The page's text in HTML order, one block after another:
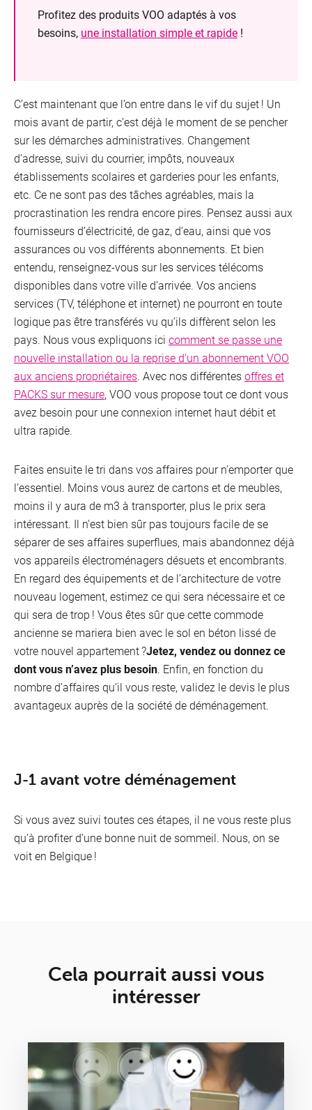
Profitez des produits VOO adaptés à vos
besoins, une installation simple et rapide!
C’est maintenant que l’on entre dans le vif du sujet ! Un
mois avant de partir, c’est déjà le moment de se pencher
sur les démarches administratives. Changement
d’adresse, suivi du courrier, impôts, nouveaux
établissements scolaires et garderies pour les enfants,
etc. Ce ne sont pas des tâches agréables, mais la
procrastination les rendra encore pires. Pensez aussi aux
fournisseurs d’électricité, de gaz, d’eau, ainsi que vos
assurances ou vos différents abonnements. Et bien
entendu, renseignez-vous sur les services télécoms
disponibles dans votre ville d’arrivée. Vos anciens
services (TV, téléphone et internet) ne pourront en toute
logique pas être transférés vu qu’ils diffèrent selon les
pays. Nous vous expliquons ici comment se passe une
nouvelle installation ou la reprise d’un abonnement VOO
aux anciens propriétaires. Avec nos différentesoffres et
PACKS sur mesure, VOO vous propose tout ce dont vous
avez besoin pour une connexion internet haut débit et
ultra rapide.
Faites ensuite le tri dans vos affaires pour n’emporter que
l’essentiel. Moins vous aurez de cartons et de meubles,
moins il y aura de m3 à transporter, plus le prix sera
intéressant. Il n’est bien sûr pas toujours facile de se
séparer de ses affaires superflues, mais abandonnez déjà
vos appareils électroménagers désuets et encombrants.
En regard des équipements et de l’architecture de votre
nouveau logement, estimez ce qui sera nécessaire et ce
qui sera de trop ! Vous êtes sûr que cette commode
ancienne se mariera bien avec le sol en béton lissé de
votre nouvel appartement ?Jetez, vendez ou donnez ce
dont vous n’avez plus besoin. Enfin, en fonction du
nombre d’affaires qu’il vous reste, validez le devis le plus
avantageux auprès de la société de déménagement.
J-1 avant votre déménagement
Si vous avez suivi toutes ces étapes, il ne vous reste plus
qu’à profiter d’une bonne nuit de sommeil. Nous, on se
voit en Belgique !
Cela pourrait aussi vous
intéresser